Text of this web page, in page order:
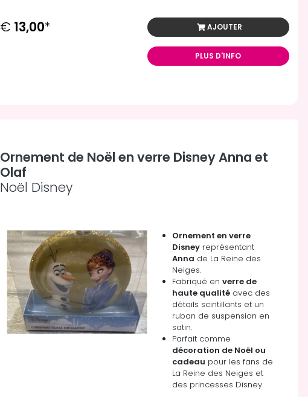
€ 13,00* AJOUTER
PLUS D'INFO
Ornement de Noël en verre Disney Anna et
Olaf
Noël Disney
Ornement en verre
Disneyreprésentant
Anna de La Reine des
Neiges.
Fabriqué en verre de
haute qualitéavec des
détails scintillants et un
ruban de suspension en
satin.
Parfait comme
décoration de Noël ou
cadeau pour les fans de
La Reine des Neiges et
des princesses Disney.